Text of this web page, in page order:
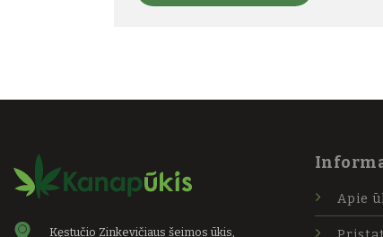
Kęstučio Zinkevičiaus šeimos ūkis,
Apie